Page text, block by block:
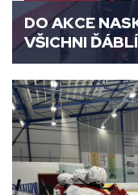
DO AKCE
VŠICHNI